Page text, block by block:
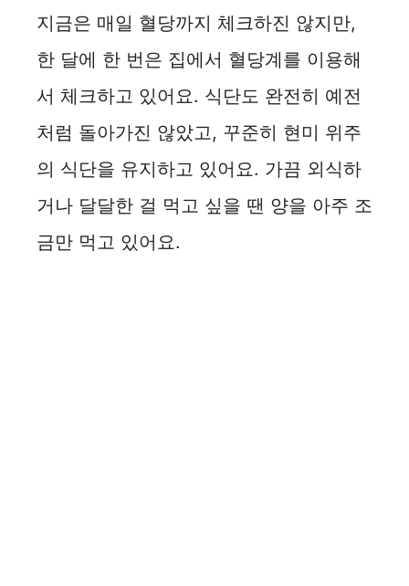
지금은 매일 혈당까지 체크하진 않지만,
한 달에 한 번은 집에서 혈당계를 이용해
서 체크하고 있어요. 식단도 완전히 예전
처럼 돌아가진 않았고, 꾸준히 현미 위주
의 식단을 유지하고 있어요. 가끔 외식하
거나 달달한 걸 먹고 싶을 땐 양을 아주 조
금만 먹고 있어요.